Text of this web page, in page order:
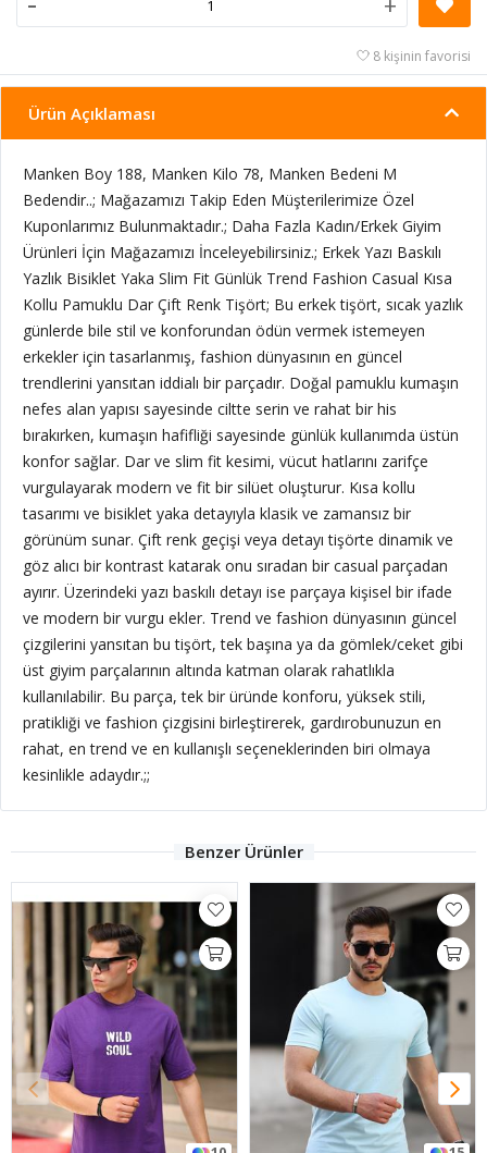
8 kişinin favorisi
Ürün Açıklaması
Manken Boy 188, Manken Kilo 78, Manken Bedeni M
Bedendir..; Mağazamızı Takip Eden Müşterilerimize Özel
Kuponlarımız Bulunmaktadır.; Daha Fazla Kadın/Erkek Giyim
Ürünleri İçin Mağazamızı İnceleyebilirsiniz.; Erkek Yazı Baskılı
Yazlık Bisiklet Yaka Slim Fit Günlük Trend Fashion Casual Kısa
Kollu Pamuklu Dar Çift Renk Tişört; Bu erkek tişört, sıcak yazlık
günlerde bile stil ve konforundan ödün vermek istemeyen
erkekler için tasarlanmış, fashion dünyasının en güncel
trendlerini yansıtan iddialı bir parçadır. Doğal pamuklu kumaşın
nefes alan yapısı sayesinde ciltte serin ve rahat bir his
bırakırken, kumaşın hafifliği sayesinde günlük kullanımda üstün
konfor sağlar. Dar ve slim fit kesimi, vücut hatlarını zarifçe
vurgulayarak modern ve fit bir silüet oluşturur. Kısa kollu
tasarımı ve bisiklet yaka detayıyla klasik ve zamansız bir
görünüm sunar. Çift renk geçişi veya detayı tişörte dinamik ve
göz alıcı bir kontrast katarak onu sıradan bir casual parçadan
ayırır. Üzerindeki yazı baskılı detayı ise parçaya kişisel bir ifade
ve modern bir vurgu ekler. Trend ve fashion dünyasının güncel
çizgilerini yansıtan bu tişört, tek başına ya da gömlek/ceket gibi
üst giyim parçalarının altında katman olarak rahatlıkla
kullanılabilir. Bu parça, tek bir üründe konforu, yüksek stili,
pratikliği ve fashion çizgisini birleştirerek, gardırobunuzun en
rahat, en trend ve en kullanışlı seçeneklerinden biri olmaya
kesinlikle adaydır.;;
Benzer Ürünler